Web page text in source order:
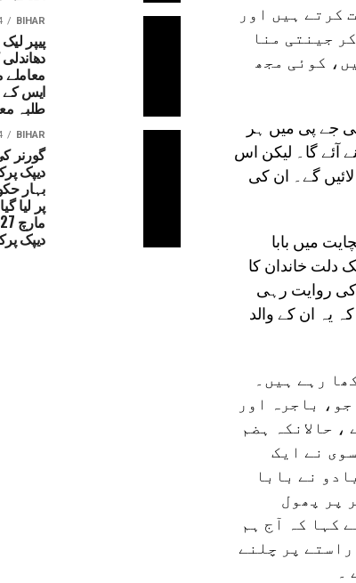
کرتے ہیں اور
جینتی منا
کوئی مجھ
جے پی میں ہر
آئے گا۔ لیکن اس
گے۔ ان کی
میں بابا
دلت خاندان کا
کی روایت رہی
یہ ان کے والد
رہے ہیں۔
باجرہ اور
حالانکہ ہضم
نے ایک
نے بابا
پر پھول
کہا کہ آج ہم
پر چلنے
۔
BIHAR
ago
پیپر
معاملے
طلبہ
BIHAR
ago
گورنر
دیپک
بہار
دیپک